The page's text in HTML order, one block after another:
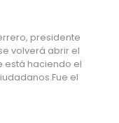
presidente
volverá abrir el
está haciendo el
el